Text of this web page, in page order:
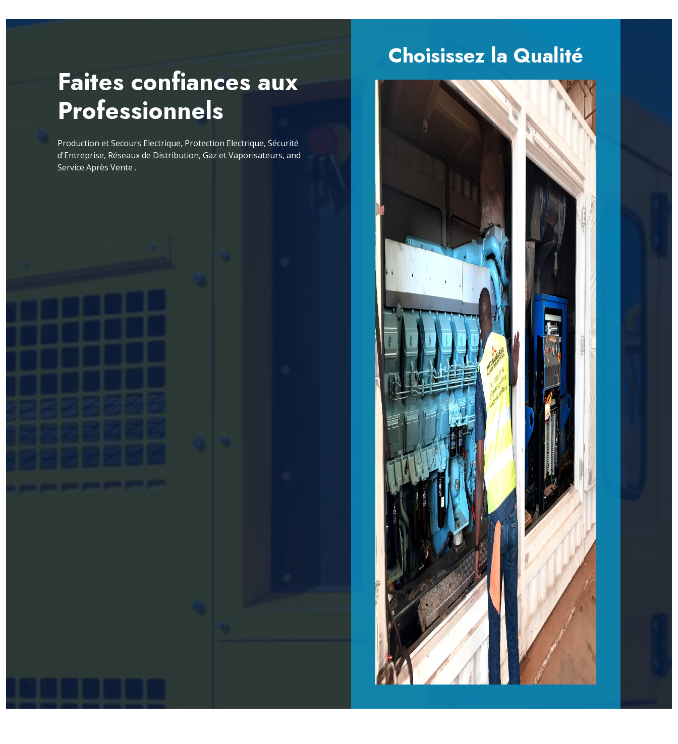
Faites confiances aux
Professionnels
Production et Secours Electrique, Protection Electrique, Sécurité
d'Entreprise, Réseaux de Distribution, Gaz et Vaporisateurs, and
Service Après Vente .
Choisissez la Qualité